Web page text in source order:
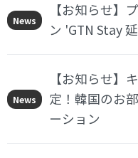
News
【お知らせ】
ン 'GTN Stay
News
【お知らせ】
定！韓国のお
ーション